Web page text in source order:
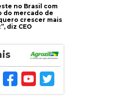
no Brasil com
do mercado de
crescer mais
diz CEO